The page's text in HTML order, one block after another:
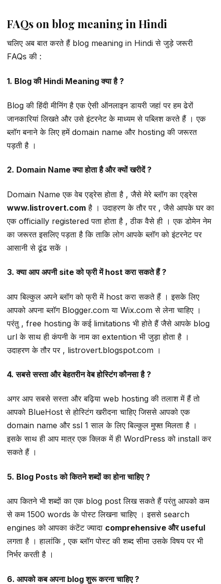
FAQs on blog meaning in Hindi
चलिए अब बात करते हैं blog meaning in Hindi से जुड़े जरूरी
FAQs की :
1. Blog की Hindi Meaning क्या है ?
Blog की हिंदी मीनिंग है एक ऐसी ऑनलाइन डायरी जहां पर हम ढेरों
जानकारियां लिखते और उसे इंटरनेट के माध्यम से पब्लिश करते हैं । एक
ब्लॉग बनाने के लिए हमें domain name और hosting की जरूरत
पड़ती है ।
2. Domain Name क्या होता है और क्यों खरीदें ?
Domain Name एक वेब एड्रेस होता है , जैसे मेरे ब्लॉग का एड्रेस
www.listrovert.com है । उदाहरण के तौर पर , जैसे आपके घर का
एक officially registered पता होता है , ठीक वैसे ही । एक डोमेन नेम
का जरूरत इसलिए पड़ता है कि ताकि लोग आपके ब्लॉग को इंटरनेट पर
आसानी से ढूंढ सकें ।
3. क्या आप अपनी site को फ्री में host करा सकते हैं ?
आप बिल्कुल अपने ब्लॉग को फ्री में host करा सकते हैं । इसके लिए
आपको अपना ब्लॉग Blogger.com या Wix.com से लेना चाहिए ।
परंतु , free hosting के कई limitations भी होते हैं जैसे आपके blog
url के साथ ही कंपनी के नाम का extention भी जुड़ा होता है ।
उदाहरण के तौर पर , listrovert.blogspot.com ।
4. सबसे सस्ता और बेहतरीन वेब होस्टिंग कौनसा है ?
अगर आप सबसे सस्ता और बढ़िया web hosting की तलाश में हैं तो
आपको BlueHost से होस्टिंग खरीदना चाहिए जिससे आपको एक
domain name और ssl 1 साल के लिए बिल्कुल मुफ्त मिलता है ।
इसके साथ ही आप मात्र एक क्लिक में ही WordPress को install कर
सकते हैं ।
5. Blog Posts को कितने शब्दों का होना चाहिए ?
आप कितने भी शब्दों का एक blog post लिख सकते हैं परंतु आपको कम
से कम 1500 words के पोस्ट लिखना चाहिए । इससे search
engines को आपका कंटेंट ज्यादा comprehensive और useful
लगता है । हालांकि , एक ब्लॉग पोस्ट की शब्द सीमा उसके विषय पर भी
निर्भर करती है ।
6. आपको कब अपना blog शुरू करना चाहिए ?